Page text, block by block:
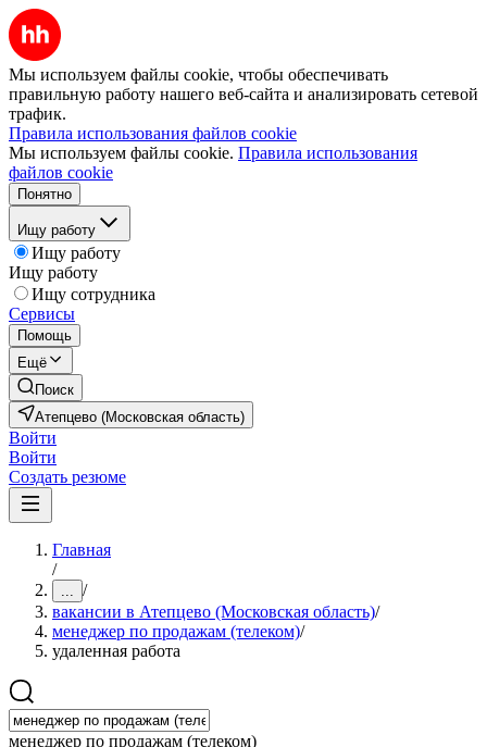
Мы используем файлы cookie, чтобы обеспечивать
правильную работу нашего веб-сайта и анализировать сетевой
трафик.
Правила использования файлов cookie
Мы используем файлы cookie. Правила использования
файлов cookie
Понятно
Ищу работу
Ищу работу
Ищу работу
Ищу сотрудника
Сервисы
Помощь
Ещё
Поиск
Атепцево (Московская область)
Войти
Войти
Создать резюме
Главная
/
... /
вакансии в Атепцево (Московская область)/
менеджер по продажам (телеком)/
удаленная работа
менеджер по продажам (телеком)